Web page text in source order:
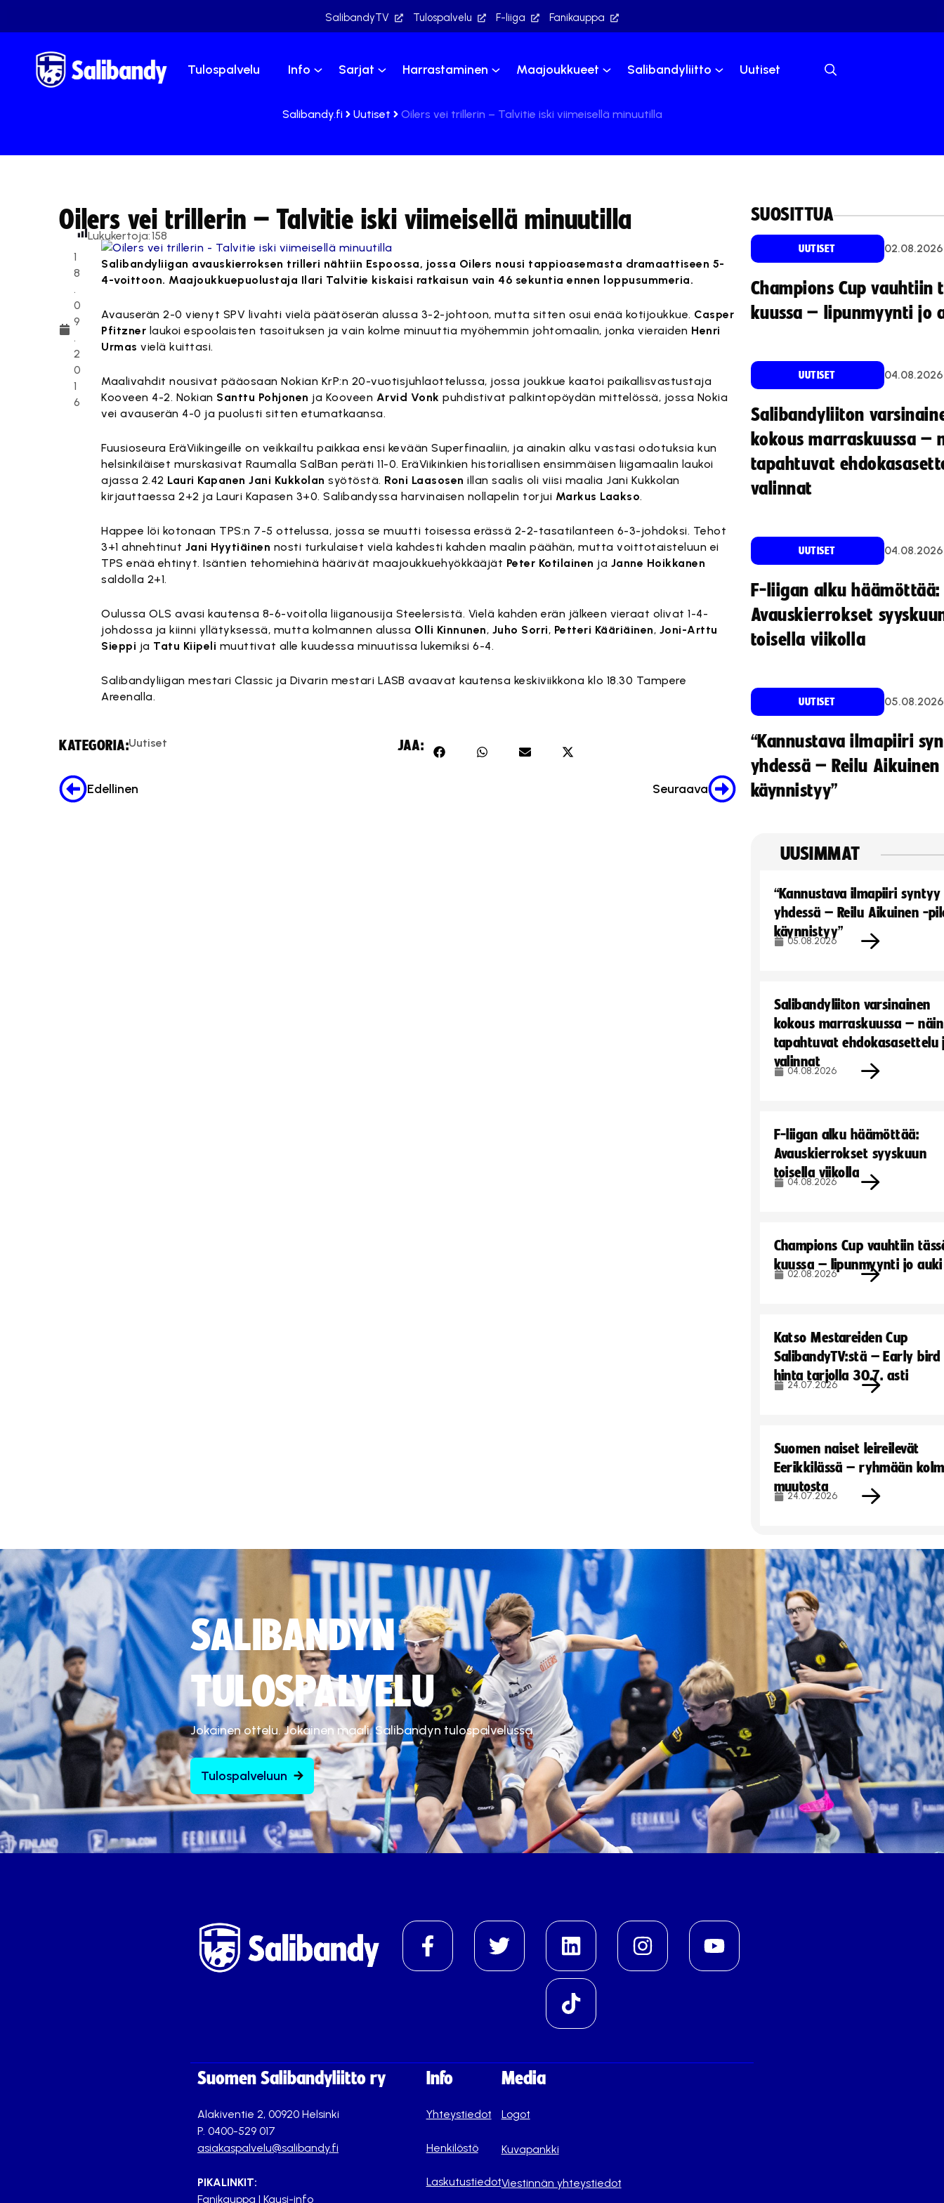
SalibandyTV Tulospalvelu F-liiga Fanikauppa
Tulospalvelu Info Sarjat Harrastaminen Maajoukkueet Salibandyliitto Uutiset
Salibandy.fi Uutiset Oilers vei trillerin – Talvitie iski viimeisellä minuutilla
Oilers vei trillerin – Talvitie iski viimeisellä minuutilla
1
8
.
0
9
.
2
0
1
6
Lukukertoja:158
Salibandyliigan avauskierroksen trilleri nähtiin Espoossa, jossa Oilers nousi tappioasemasta dramaattiseen 5-
4-voittoon. Maajoukkuepuolustaja Ilari Talvitie kiskaisi ratkaisun vain 46 sekuntia ennen loppusummeria.
Avauserän 2-0 vienyt SPV livahti vielä päätöserän alussa 3-2-johtoon, mutta sitten osui enää kotijoukkue. Casper
Pfitzner laukoi espoolaisten tasoituksen ja vain kolme minuuttia myöhemmin johtomaalin, jonka vieraiden Henri
Urmas vielä kuittasi.
Maalivahdit nousivat pääosaan Nokian KrP:n 20-vuotisjuhlaottelussa, jossa joukkue kaatoi paikallisvastustaja
Kooveen 4-2. Nokian Santtu Pohjonen ja Kooveen Arvid Vonk puhdistivat palkintopöydän mittelössä, jossa Nokia
vei avauserän 4-0 ja puolusti sitten etumatkaansa.
Fuusioseura EräViikingeille on veikkailtu paikkaa ensi kevään Superfinaaliin, ja ainakin alku vastasi odotuksia kun
helsinkiläiset murskasivat Raumalla SalBan peräti 11-0. EräViikinkien historiallisen ensimmäisen liigamaalin laukoi
ajassa 2.42 Lauri Kapanen Jani Kukkolan syötöstä. Roni Laasosen illan saalis oli viisi maalia Jani Kukkolan
kirjauttaessa 2+2 ja Lauri Kapasen 3+0. Salibandyssa harvinaisen nollapelin torjui Markus Laakso.
Happee löi kotonaan TPS:n 7-5 ottelussa, jossa se muutti toisessa erässä 2-2-tasatilanteen 6-3-johdoksi. Tehot
3+1 ahnehtinut Jani Hyytiäinen nosti turkulaiset vielä kahdesti kahden maalin päähän, mutta voittotaisteluun ei
TPS enää ehtinyt. Isäntien tehomiehinä häärivät maajoukkuehyökkääjät Peter Kotilainen ja Janne Hoikkanen
saldolla 2+1.
Oulussa OLS avasi kautensa 8-6-voitolla liiganousija Steelersistä. Vielä kahden erän jälkeen vieraat olivat 1-4-
johdossa ja kiinni yllätyksessä, mutta kolmannen alussa Olli Kinnunen, Juho Sorri, Petteri Kääriäinen, Joni-Arttu
Sieppi ja Tatu Kiipeli muuttivat alle kuudessa minuutissa lukemiksi 6-4.
Salibandyliigan mestari Classic ja Divarin mestari LASB avaavat kautensa keskiviikkona klo 18.30 Tampere
Areenalla.
KATEGORIA:Uutiset JAA:
Edellinen Seuraava
SUOSITTUA
UUTISET 02.08.2026
Champions Cup vauhtiin
kuussa – lipunmyynti jo
UUTISET 04.08.2026
Salibandyliiton
kokous marraskuussa –
tapahtuvat
valinnat
UUTISET 04.08.2026
F-liigan alku häämöttää:
Avauskierrokset
toisella viikolla
UUTISET 05.08.2026
“Kannustava ilmapiiri
yhdessä – Reilu
käynnistyy”
UUSIMMAT
“Kannustava ilmapiiri syntyy
yhdessä – Reilu Aikuinen -
käynnistyy”
05.08.2026
Salibandyliiton varsinainen
kokous marraskuussa – näin
tapahtuvat ehdokasasettelu
valinnat
04.08.2026
F-liigan alku häämöttää:
Avauskierrokset syyskuun
toisella viikolla
04.08.2026
Champions Cup vauhtiin
kuussa – lipunmyynti jo auki
02.08.2026
Katso Mestareiden Cup
SalibandyTV:stä – Early
hinta tarjolla 30.7. asti
24.07.2026
Suomen naiset leireilevät
Eerikkilässä – ryhmään
muutosta
24.07.2026
SALIBANDYN
TULOSPALVELU
Jokainen ottelu. Jokainen maali. Salibandyn tulospalvelussa.
Tulospalveluun
Suomen Salibandyliitto ry
Alakiventie 2, 00920 Helsinki
P. 0400-529 017
asiakaspalvelu@salibandy.fi
PIKALINKIT:
Fanikauppa | Kausi-info
Info
Yhteystiedot
Henkilöstö
Laskutustiedot
Media
Logot
Kuvapankki
Viestinnän yhteystiedot